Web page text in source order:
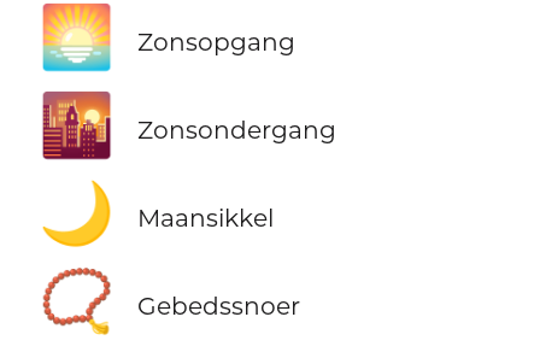
🌅 Zonsopgang
🌇 Zonsondergang
🌙 Maansikkel
📿 Gebedssnoer